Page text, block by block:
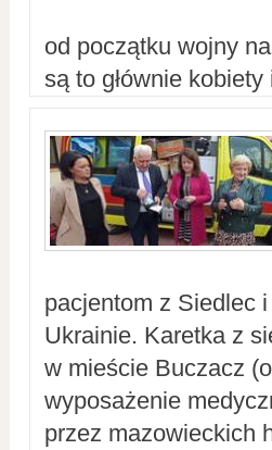
od początku wojny
są to głównie kobiety
pacjentom z Siedlec
Ukrainie. Karetka z
w mieście Buczacz
wyposażenie
przez mazowieckich